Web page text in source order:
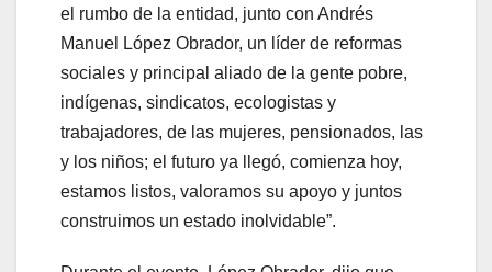
el rumbo de la entidad, junto con Andrés
Manuel López Obrador, un líder de reformas
sociales y principal aliado de la gente pobre,
indígenas, sindicatos, ecologistas y
trabajadores, de las mujeres, pensionados, las
y los niños; el futuro ya llegó, comienza hoy,
estamos listos, valoramos su apoyo y juntos
construimos un estado inolvidable”.